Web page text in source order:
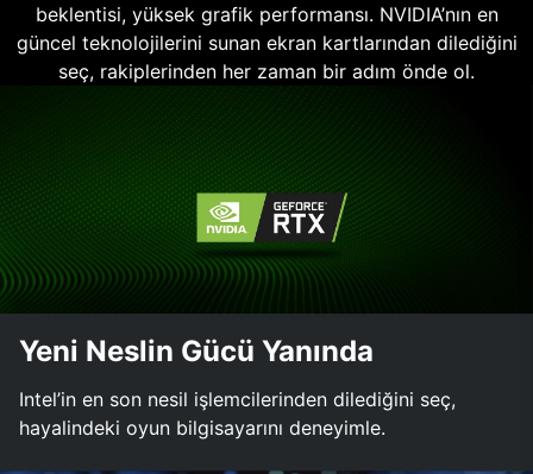
beklentisi, yüksek grafik performansı. NVIDIA’nın en
güncel teknolojilerini sunan ekran kartlarından dilediğini
seç, rakiplerinden her zaman bir adım önde ol.
Yeni Neslin Gücü Yanında
Intel’in en son nesil işlemcilerinden dilediğini seç,
hayalindeki oyun bilgisayarını deneyimle.